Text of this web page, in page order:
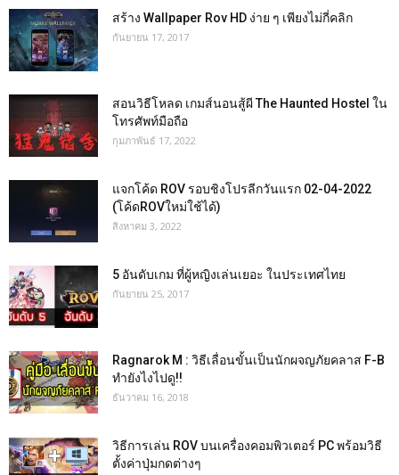
สร้าง Wallpaper Rov HD ง่าย ๆ เพียงไม่กี่คลิก
กันยายน 17, 2017
สอนวิธีโหลด เกมส์นอนสู้ผี The Haunted Hostel ใน
โทรศัพท์มือถือ
กุมภาพันธ์ 17, 2022
แจกโค้ด ROV รอบชิงโปรลีกวันแรก 02-04-2022
(โค้ดROVใหม่ใช้ได้)
สิงหาคม 3, 2022
5 อันดับเกม ที่ผู้หญิงเล่นเยอะ ในประเทศไทย
กันยายน 25, 2017
Ragnarok M : วิธีเลื่อนขั้นเป็นนักผจญภัยคลาส F-B
ทำยังไงไปดู!!
ธันวาคม 16, 2018
วิธีการเล่น ROV บนเครื่องคอมพิวเตอร์ PC พร้อมวิธี
ตั้งค่าปุ่มกดต่างๆ